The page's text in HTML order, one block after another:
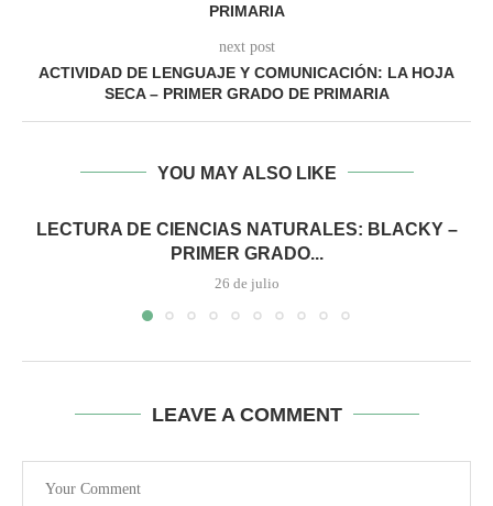
PRIMARIA
next post
ACTIVIDAD DE LENGUAJE Y COMUNICACIÓN: LA HOJA
SECA – PRIMER GRADO DE PRIMARIA
YOU MAY ALSO LIKE
LECTURA DE CIENCIAS NATURALES: BLACKY –
PRIMER GRADO...
26 de julio
LEAVE A COMMENT